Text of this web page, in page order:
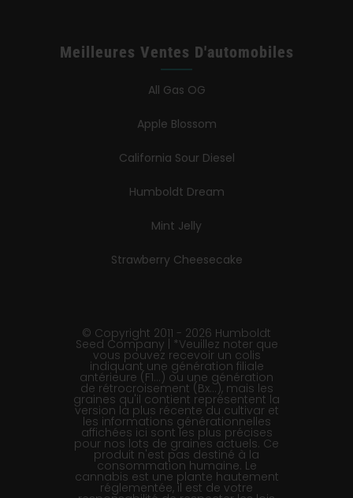
Meilleures Ventes D'automobiles
All Gas OG
Apple Blossom
California Sour Diesel
Humboldt Dream
Mint Jelly
Strawberry Cheesecake
© Copyright 2011 - 2026 Humboldt
Seed Company | *Veuillez noter que
vous pouvez recevoir un colis
indiquant une génération filiale
antérieure (F1…) ou une génération
de rétrocroisement (Bx…), mais les
graines qu'il contient représentent la
version la plus récente du cultivar et
les informations générationnelles
affichées ici sont les plus précises
pour nos lots de graines actuels. Ce
produit n'est pas destiné à la
consommation humaine. Le
cannabis est une plante hautement
réglementée, il est de votre